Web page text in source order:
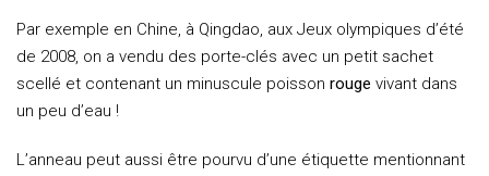
Par exemple en Chine, à Qingdao, aux Jeux olympiques d’été
de 2008, on a vendu des porte-clés avec un petit sachet
scellé et contenant un minuscule poisson rouge vivant dans
un peu d’eau !
L’anneau peut aussi être pourvu d’une étiquette mentionnant